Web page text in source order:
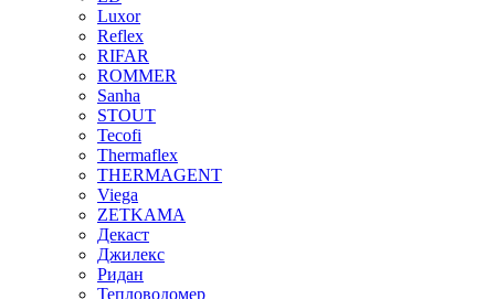
Luxor
Reflex
RIFAR
ROMMER
Sanha
STOUT
Tecofi
Thermaflex
THERMAGENT
Viega
ZETKAMA
Декаст
Джилекс
Ридан
Тепловодомер